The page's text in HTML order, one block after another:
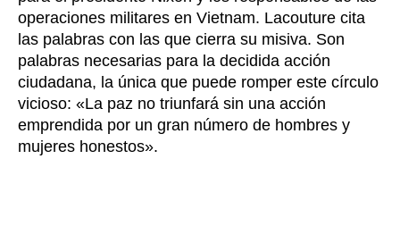
operaciones militares en Vietnam. Lacouture cita
las palabras con las que cierra su misiva. Son
palabras necesarias para la decidida acción
ciudadana, la única que puede romper este círculo
vicioso: «La paz no triunfará sin una acción
emprendida por un gran número de hombres y
mujeres honestos».